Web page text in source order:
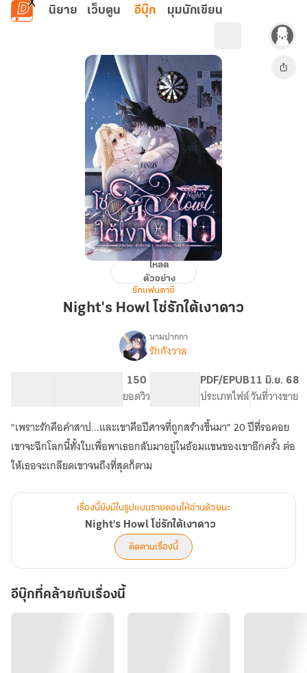
ข้ามไปยังเนื้อหาหลัก
นิยาย เว็บตูน อีบุ๊ก มุมนักเขียน
Night's
โซ่
รัก
โหลด
ตัวอย่าง
รักแฟนตาซี
Night's Howl โซ่รักใต้เงาดาว
เรื่องNight's
เงา
ดาว
นามปากกา
รักกังวาล
150
ยอดวิว
PDF/EPUB
ประเภทไฟล์
11 มิ.ย. 68
วันที่วางขาย
"เพราะรักคือคำสาป...และเขาคือปีศาจที่ถูกสร้างขึ้นมา” 20 ปีที่รอคอย
เขาจะฉีกโลกนี้ทั้งใบเพื่อพาเธอกลับมาอยู่ในอ้อมแขนของเขาอีกครั้ง ต่อ
ให้เธอจะเกลียดเขาจนถึงที่สุดก็ตาม
เรื่องนี้ยังมีในรูปแบบรายตอนให้อ่านด้วยนะ
Night's Howl โซ่รักใต้เงาดาว
ติดตามเรื่องนี้
อีบุ๊กที่คล้ายกับเรื่องนี้